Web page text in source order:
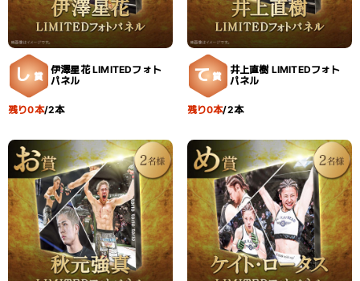
し 賞
伊澤星花 LIMITEDフォト
パネル
残り0本/2本
て 賞
井上直樹 LIMITEDフォト
パネル
残り0本/2本